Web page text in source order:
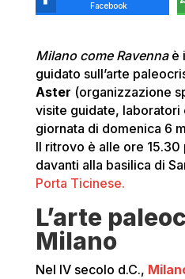
Facebook
Milano come Ravennaè
guidato sull’arte
Aster (organizzazione
visite guidate, laboratori
giornata di domenica 6
Il ritrovo è alle ore 15.30
davanti alla basilica di
Porta Ticinese.
L’arte
Milano
Nel IV secolo d.C.,